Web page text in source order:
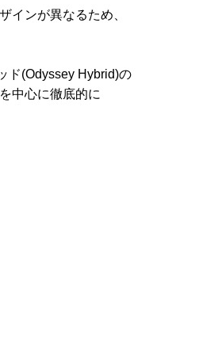
インが異なるため、
ド(Odyssey Hybrid)の
中心に徹底的に